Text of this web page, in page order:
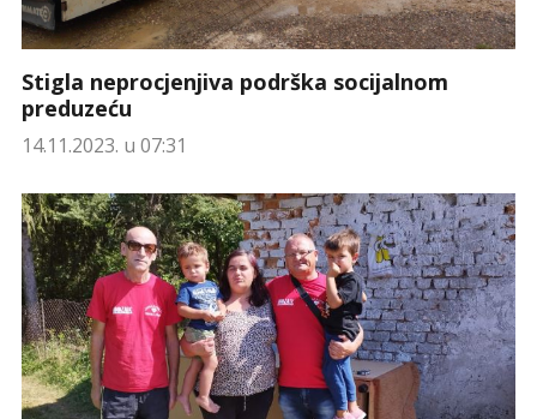
Stigla neprocjenjiva podrška socijalnom
preduzeću
14.11.2023. u 07:31